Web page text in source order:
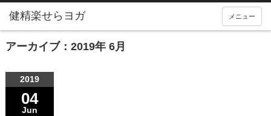
メニュー
アーカイブ：2019年 6月
2019
04
Jun